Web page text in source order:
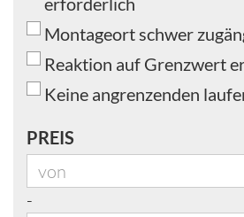
Montageort schwer
Reaktion auf Grenzwert
Keine angrenzenden
PREIS
PREIS
Preis bis
-